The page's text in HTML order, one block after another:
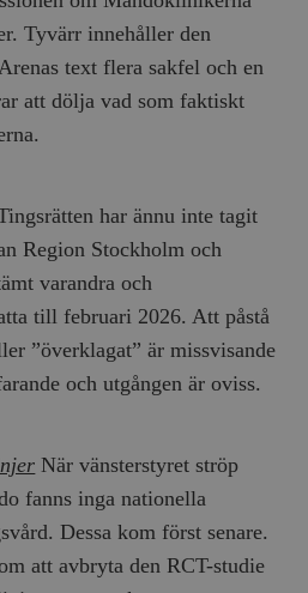
Tyvärr innehåller den
text flera sakfel och en
att dölja vad som faktiskt
har ännu inte tagit
Region Stockholm och
varandra och
till februari 2026. Att påstå
”överklagat” är missvisande
och utgången är oviss.
När vänsterstyret ströp
fanns inga nationella
Dessa kom först senare.
att avbryta den RCT-studie